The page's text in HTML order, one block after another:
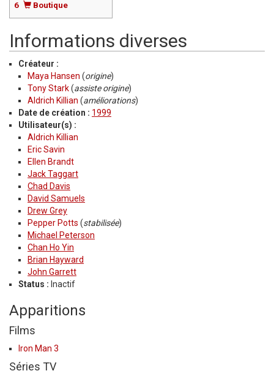
6
Boutique
Informations diverses
Créateur :
Maya Hansen (origine)
Tony Stark(assiste origine)
Aldrich Killian (améliorations)
Date de création : 1999
Utilisateur(s) :
Aldrich Killian
Eric Savin
Ellen Brandt
Jack Taggart
Chad Davis
David Samuels
Drew Grey
Pepper Potts (stabilisée)
Michael Peterson
Chan Ho Yin
Brian Hayward
John Garrett
Status : Inactif
Apparitions
Films
Iron Man 3
Séries TV